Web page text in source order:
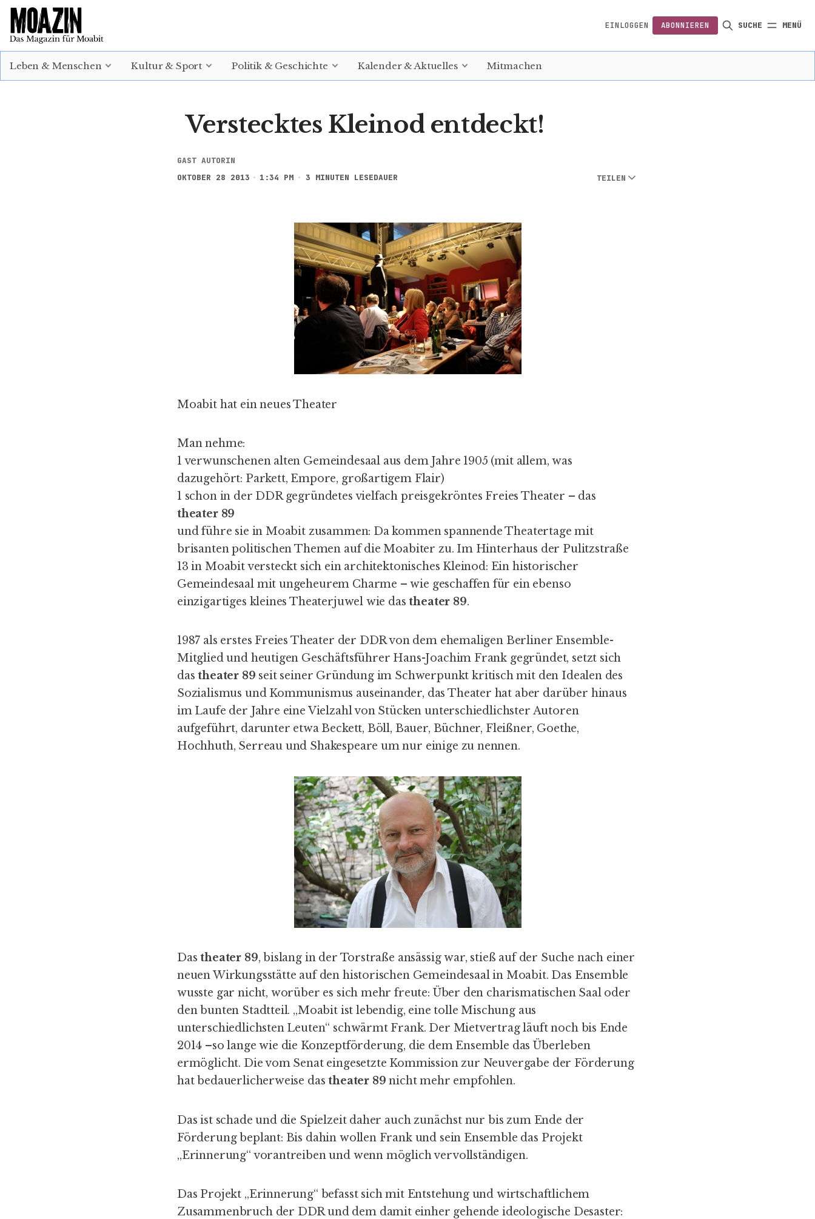
EINLOGGEN ABONNIEREN SUCHE MENÜ
Leben & Menschen Kultur & Sport Politik & Geschichte Kalender & Aktuelles Mitmachen
EINLOGGEN ABONNIEREN
Verstecktes Kleinod entdeckt!
GAST AUTORIN
OKTOBER 28 2013
1:34 PM 3 MINUTEN LESEDAUER TEILEN
Moabit hat ein neues Theater
Man nehme:
1 verwunschenen alten Gemeindesaal aus dem Jahre 1905 (mit allem, was
dazugehört: Parkett, Empore, großartigem Flair)
1 schon in der DDR gegründetes vielfach preisgekröntes Freies Theater – das
theater 89
und führe sie in Moabit zusammen: Da kommen spannende Theatertage mit
brisanten politischen Themen auf die Moabiter zu. Im Hinterhaus der Pulitzstraße
13 in Moabit versteckt sich ein architektonisches Kleinod: Ein historischer
Gemeindesaal mit ungeheurem Charme – wie geschaffen für ein ebenso
einzigartiges kleines Theaterjuwel wie dastheater 89.
1987 als erstes Freies Theater der DDR von dem ehemaligen Berliner Ensemble-
Mitglied und heutigen Geschäftsführer Hans-Joachim Frank gegründet, setzt sich
dastheater 89 seit seiner Gründung im Schwerpunkt kritisch mit den Idealen des
Sozialismus und Kommunismus auseinander, das Theater hat aber darüber hinaus
im Laufe der Jahre eine Vielzahl von Stücken unterschiedlichster Autoren
aufgeführt, darunter etwa Beckett, Böll, Bauer, Büchner, Fleißner, Goethe,
Hochhuth, Serreau und Shakespeare um nur einige zu nennen.
Dastheater 89, bislang in der Torstraße ansässig war, stieß auf der Suche nach einer
neuen Wirkungsstätte auf den historischen Gemeindesaal in Moabit. Das Ensemble
wusste gar nicht, worüber es sich mehr freute: Über den charismatischen Saal oder
den bunten Stadtteil. „Moabit ist lebendig, eine tolle Mischung aus
unterschiedlichsten Leuten“ schwärmt Frank. Der Mietvertrag läuft noch bis Ende
2014 –so lange wie die Konzeptförderung, die dem Ensemble das Überleben
ermöglicht. Die vom Senat eingesetzte Kommission zur Neuvergabe der Förderung
hat bedauerlicherweise dastheater 89 nicht mehr empfohlen.
Das ist schade und die Spielzeit daher auch zunächst nur bis zum Ende der
Förderung beplant: Bis dahin wollen Frank und sein Ensemble das Projekt
„Erinnerung“ vorantreiben und wenn möglich vervollständigen.
Das Projekt „Erinnerung“ befasst sich mit Entstehung und wirtschaftlichem
Zusammenbruch der DDR und dem damit einher gehende ideologische Desaster: